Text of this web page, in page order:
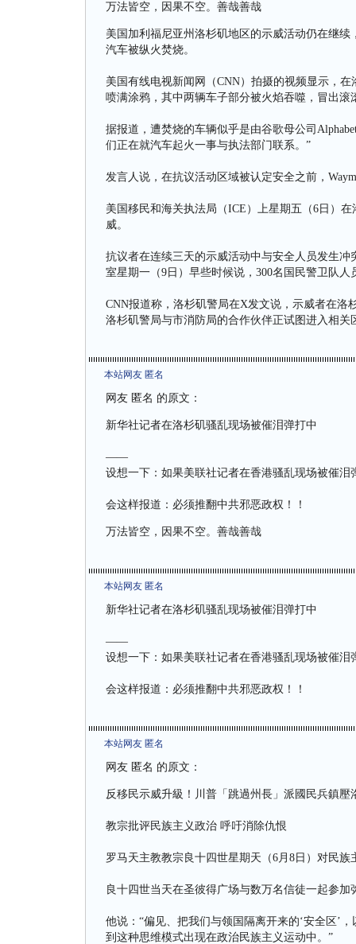
万法皆空，因果不空。善哉善哉
美国加利福尼亚州洛杉矶地区的示威活动仍在继
汽车被纵火焚烧。
美国有线电视新闻网（CNN）拍摄的视频显示，
喷满涂鸦，其中两辆车子部分被火焰吞噬，冒出滚
据报道，遭焚烧的车辆似乎是由谷歌母公司
们正在就汽车起火一事与执法部门联系。”
发言人说，在抗议活动区域被认定安全之前，
美国移民和海关执法局（ICE）上星期五（6日）
威。
抗议者在连续三天的示威活动中与安全人员发生
室星期一（9日）早些时候说，300名国民警卫队人
CNN报道称，洛杉矶警局在X发文说，示威者在洛
洛杉矶警局与市消防局的合作伙伴正试图进入相关
本站网友 匿名
网友 匿名 的原文：
新华社记者在洛杉矶骚乱现场被催泪弹打中
——
设想一下：如果美联社记者在香港骚乱现场被催
会这样报道：必须推翻中共邪恶政权！！
万法皆空，因果不空。善哉善哉
本站网友 匿名
新华社记者在洛杉矶骚乱现场被催泪弹打中
——
设想一下：如果美联社记者在香港骚乱现场被催
会这样报道：必须推翻中共邪恶政权！！
本站网友 匿名
网友 匿名 的原文：
反移民示威升級！川普「跳過州長」派國民兵鎮壓
教宗批评民族主义政治 呼吁消除仇恨
罗马天主教教宗良十四世星期天（6月8日）对民
良十四世当天在圣彼得广场与数万名信徒一起参
他说：“偏见、把我们与领国隔离开来的‘安全区’
到这种思维模式出现在政治民族主义运动中。”